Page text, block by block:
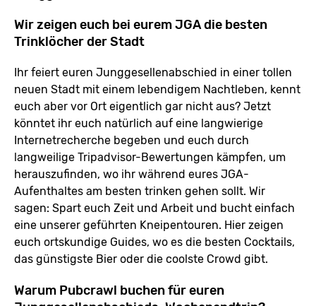
Wir zeigen euch bei eurem JGA die besten
Trinklöcher der Stadt
Ihr feiert euren Junggesellenabschied in einer tollen
neuen Stadt mit einem lebendigem Nachtleben, kennt
euch aber vor Ort eigentlich gar nicht aus? Jetzt
könntet ihr euch natürlich auf eine langwierige
Internetrecherche begeben und euch durch
langweilige Tripadvisor-Bewertungen kämpfen, um
herauszufinden, wo ihr während eures JGA-
Aufenthaltes am besten trinken gehen sollt. Wir
sagen: Spart euch Zeit und Arbeit und bucht einfach
eine unserer geführten Kneipentouren. Hier zeigen
euch ortskundige Guides, wo es die besten Cocktails,
das günstigste Bier oder die coolste Crowd gibt.
Warum Pubcrawl buchen für euren